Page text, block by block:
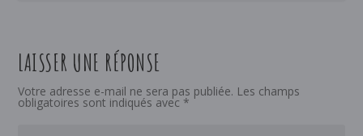
LAISSER UNE RÉPONSE
Votre adresse e-mail ne sera pas publiée. Les champs
obligatoires sont indiqués avec *